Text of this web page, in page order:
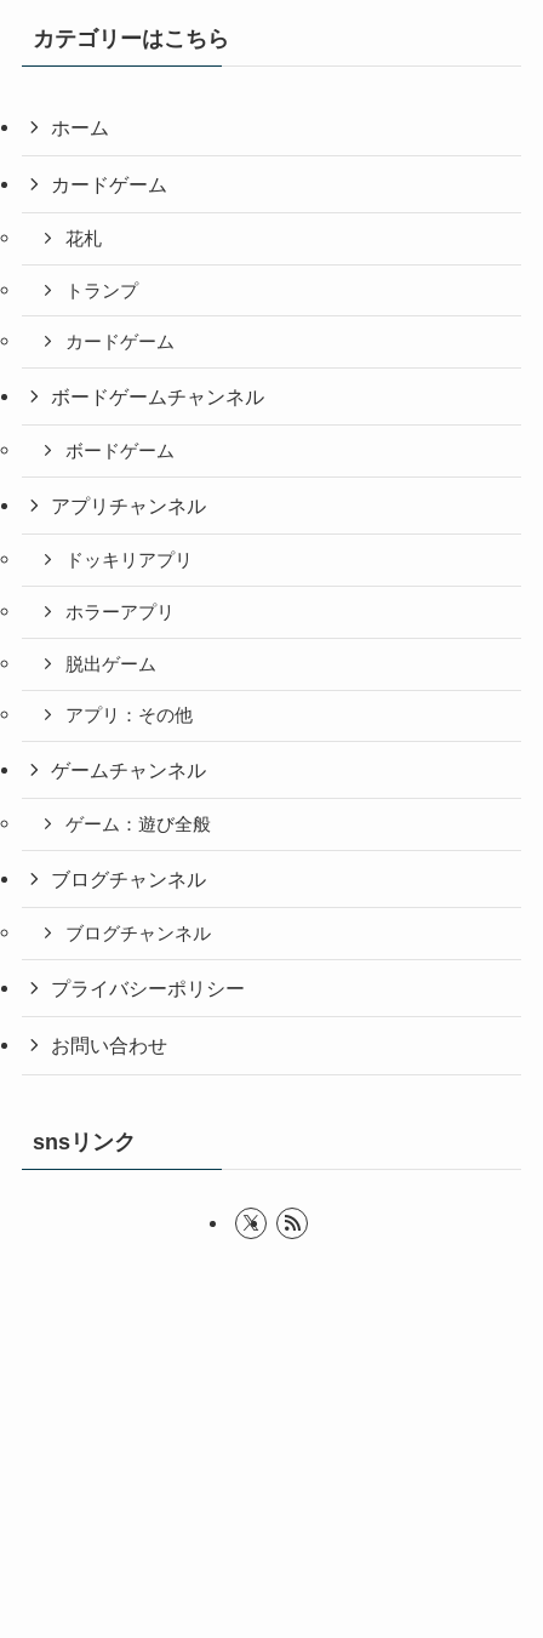
カテゴリーはこちら
ホーム
カードゲーム
花札
トランプ
カードゲーム
ボードゲームチャンネル
ボードゲーム
アプリチャンネル
ドッキリアプリ
ホラーアプリ
脱出ゲーム
アプリ：その他
ゲームチャンネル
ゲーム：遊び全般
ブログチャンネル
ブログチャンネル
プライバシーポリシー
お問い合わせ
snsリンク